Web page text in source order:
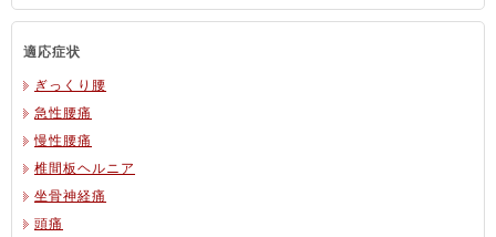
適応症状
ぎっくり腰
急性腰痛
慢性腰痛
椎間板ヘルニア
坐骨神経痛
頭痛